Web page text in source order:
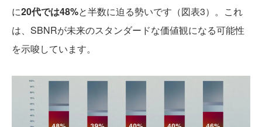
に20代では48%と半数に迫る勢いです（図表3）。これ
は、SBNRが未来のスタンダードな価値観になる可能性
を示唆しています。